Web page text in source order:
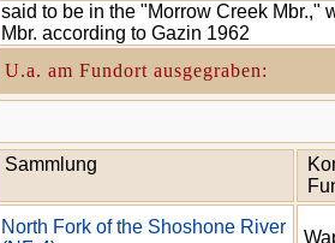
said to be in the "Morrow Creek Mbr.,"
Mbr. according to Gazin 1962
U.a. am Fundort ausgegraben:
Sammlung
North Fork of the Shoshone River